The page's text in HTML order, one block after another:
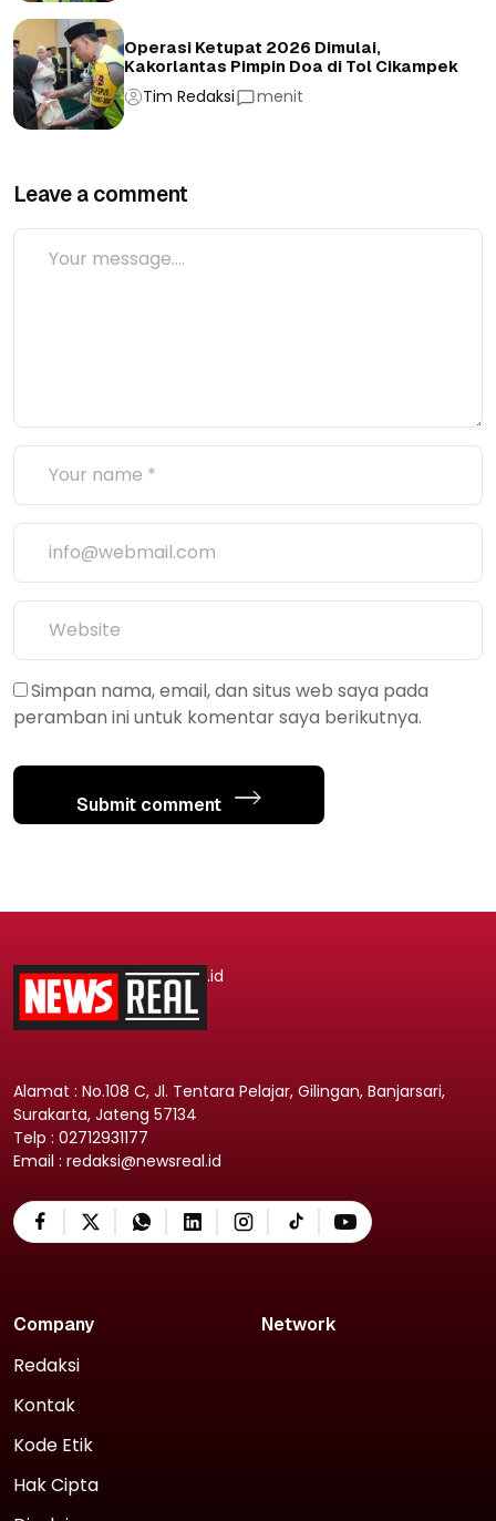
Operasi Ketupat 2026 Dimulai,
Kakorlantas Pimpin Doa di Tol Cikampek
Tim Redaksi menit
Leave a comment
Simpan nama, email, dan situs web saya pada
peramban ini untuk komentar saya berikutnya.
Submit comment
.id
Alamat : No.108 C, Jl. Tentara Pelajar, Gilingan, Banjarsari,
Surakarta, Jateng 57134
Telp : 02712931177
Email : redaksi@newsreal.id
Company
Redaksi
Kontak
Kode Etik
Hak Cipta
Network